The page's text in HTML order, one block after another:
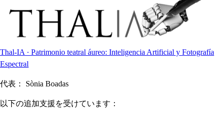
Thal-IA · Patrimonio teatral áureo: Inteligencia Artificial y Fotografía
Espectral
代表： Sònia Boadas
以下の追加支援を受けています：